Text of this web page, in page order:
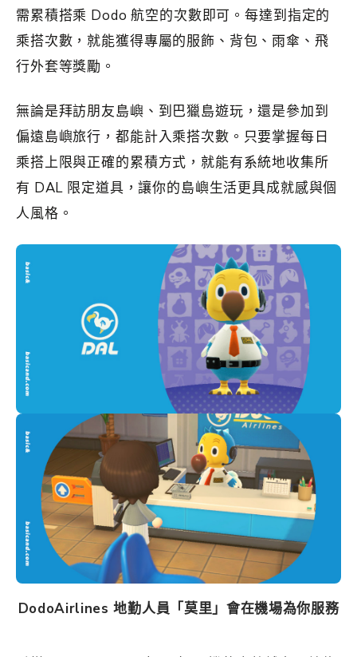
需累積搭乘 Dodo 航空的次數即可。每達到指定的
乘搭次數，就能獲得專屬的服飾、背包、雨傘、飛
行外套等獎勵。
無論是拜訪朋友島嶼、到巴獵島遊玩，還是參加到
偏遠島嶼旅行，都能計入乘搭次數。只要掌握每日
乘搭上限與正確的累積方式，就能有系統地收集所
有 DAL 限定道具，讓你的島嶼生活更具成就感與個
人風格。
DodoAirlines 地勤人員「莫里」會在機場為你服務